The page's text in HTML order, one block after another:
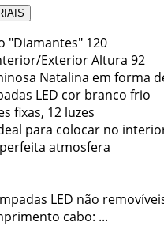
"Diamantes" 120
Exterior Altura 92
Natalina em forma
LED cor branco frio
fixas, 12 luzes
para colocar no
atmosfera
LED não
cabo: ...